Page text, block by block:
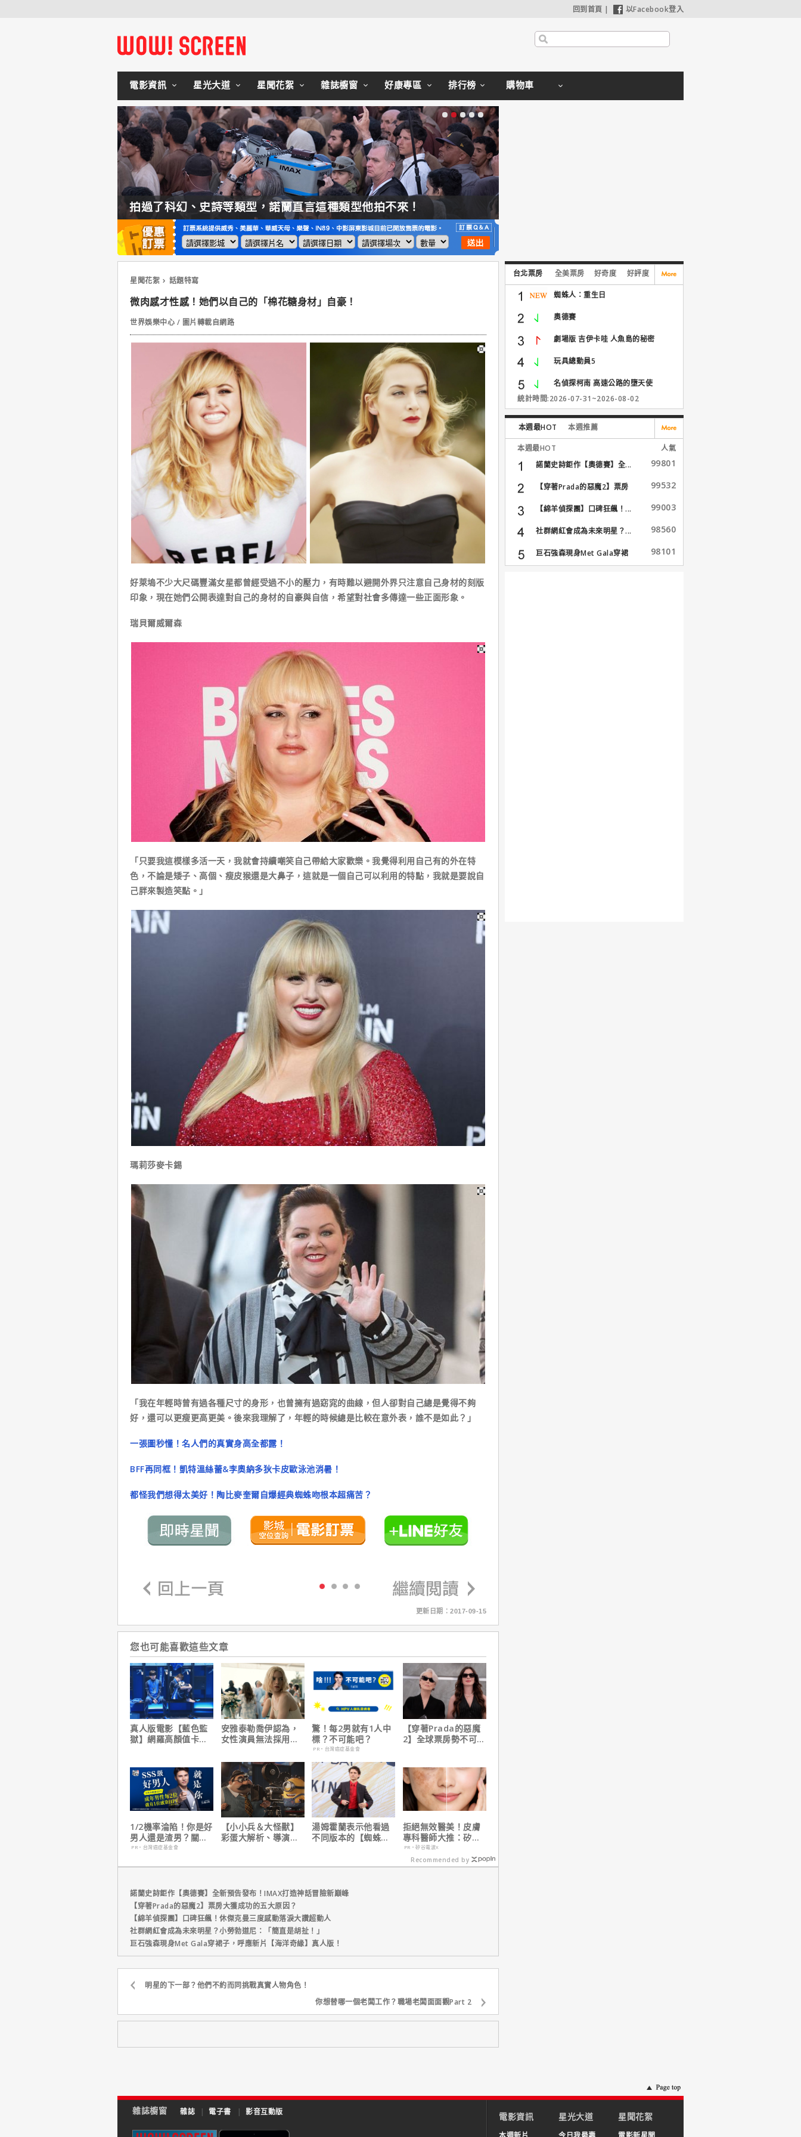
回到首頁 | 以Facebook登入
電影資訊 星光大道 星聞花絮 雜誌櫥窗 好康專區 排行榜 購物車
拍過了科幻、史詩等類型，諾蘭直言這種類型他拍不來！
星聞花絮 話題特寫
微肉感才性感！她們以自己的「棉花糖身材」自豪！
世界娛樂中心 / 圖片轉載自網路
好萊塢不少大尺碼豐滿女星都曾經受過不小的壓力，有時難以避開外界只注意自己身材的刻版
印象，現在她們公開表達對自己的身材的自豪與自信，希望對社會多傳達一些正面形象。
瑞貝爾威爾森
「只要我這模樣多活一天，我就會持續嘲笑自己帶給大家歡樂。我覺得利用自己有的外在特
色，不論是矮子、高個、瘦皮猴還是大鼻子，這就是一個自己可以利用的特點，我就是要說自
己胖來製造笑點。」
瑪莉莎麥卡錫
「我在年輕時曾有過各種尺寸的身形，也曾擁有過窈窕的曲線，但人卻對自己總是覺得不夠
好，還可以更瘦更高更美。後來我理解了，年輕的時候總是比較在意外表，誰不是如此？」
一張圖秒懂！名人們的真實身高全都露！
BFF再同框！凱特溫絲蕾&李奧納多狄卡皮歐泳池消暑！
都怪我們想得太美好！陶比麥奎爾自爆經典蜘蛛吻根本超痛苦？
更新日期：2017-09-15
您也可能喜歡這些文章
真人版電影【藍色監
獄】網羅高顏值卡司
安雅泰勒喬伊認為，
女性演員無法採用方
驚！每2男就有1人中
標？不可能吧？
PR・台灣癌症基金會
【穿著Prada的惡魔
2】全球票房勢不可
元
1/2機率淪陷！你是好
男人還是渣男？關鍵
在這
PR・台灣癌症基金會
【小小兵＆大怪獸】
彩蛋大解析、導演皮
湯姆霍蘭表示他看過
不同版本的【蜘蛛
拒絕無效醫美！皮膚
專科醫師大推：矽谷
電波 X 讓肌膚由內而
外更強韌
PR・矽谷電波X
Recommended by
諾蘭史詩鉅作【奧德賽】全新預告發布！IMAX打造神話冒險新巔峰
【穿著Prada的惡魔2】票房大獲成功的五大原因？
【綿羊偵探團】口碑狂飆！休傑克曼三度感動落淚大讚超動人
社群網紅會成為未來明星？小勞勃道尼：「簡直是胡扯！」
巨石強森現身Met Gala穿裙子，呼應新片【海洋奇緣】真人版！
明星的下一部？他們不約而同挑戰真實人物角色！
你想替哪一個老闆工作？職場老闆面面觀Part 2
台北票房 全美票房 好奇度 好評度
蜘蛛人：重生日
奧德賽
劇場版 吉伊卡哇 人魚島的秘密
玩具總動員5
名偵探柯南 高速公路的墮天使
統計時間:2026-07-31~2026-08-02
本週最HOT 本週推薦
本週最HOT
人氣
諾蘭史詩鉅作【奧德賽】全...
99801
【穿著Prada的惡魔2】票房
99532
【綿羊偵探團】口碑狂飆！... 99003
社群網紅會成為未來明星？... 98560
巨石強森現身Met Gala穿裙
子...
98101
雜誌櫥窗 雜誌 | 電子書 | 影音互動版 電影資訊 星光大道 星聞花絮